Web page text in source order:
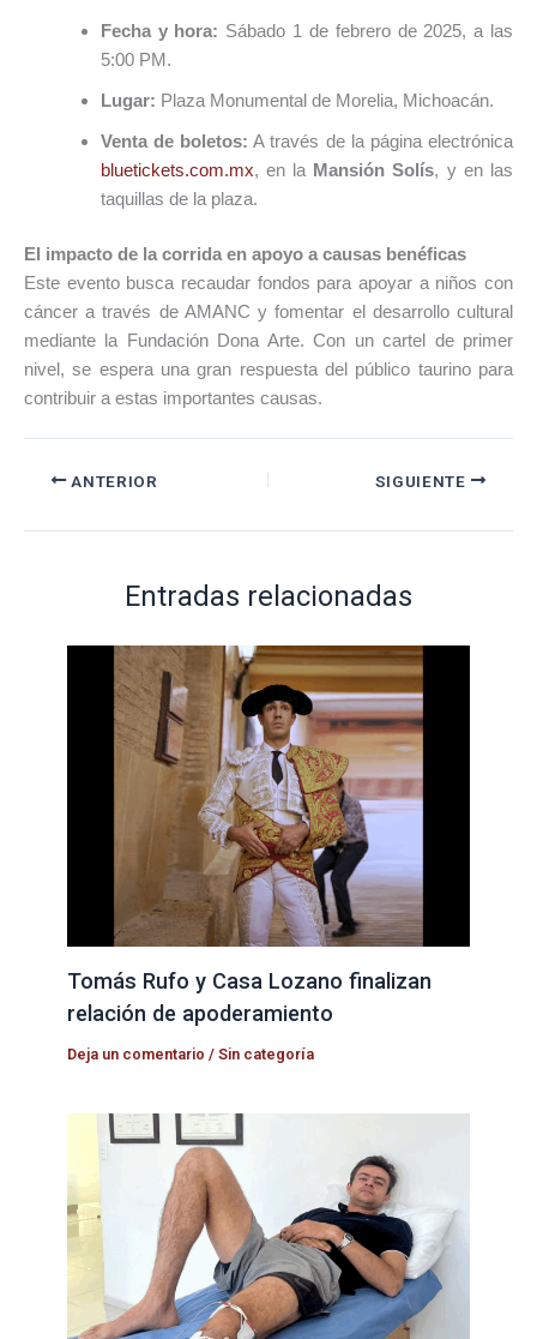
Fecha y hora: Sábado 1 de febrero de 2025, a las
5:00 PM.
Lugar: Plaza Monumental de Morelia, Michoacán.
Venta de boletos: A través de la página electrónica
bluetickets.com.mx, en la Mansión Solís, y en las
taquillas de la plaza.
El impacto de la corrida en apoyo a causas benéficas
Este evento busca recaudar fondos para apoyar a niños con
cáncer a través de AMANC y fomentar el desarrollo cultural
mediante la Fundación Dona Arte. Con un cartel de primer
nivel, se espera una gran respuesta del público taurino para
contribuir a estas importantes causas.
ANTERIOR SIGUIENTE
Entradas relacionadas
Tomás Rufo y Casa Lozano finalizan
relación de apoderamiento
Deja un comentario /Sin categoría